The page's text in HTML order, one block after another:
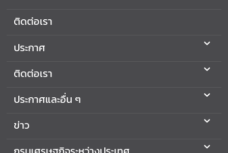
(
I
)
ด
อ
ติดต่อเรา
ประกาศ
ติดต่อเรา
ประกาศและอื่น ๆ
ข่าว